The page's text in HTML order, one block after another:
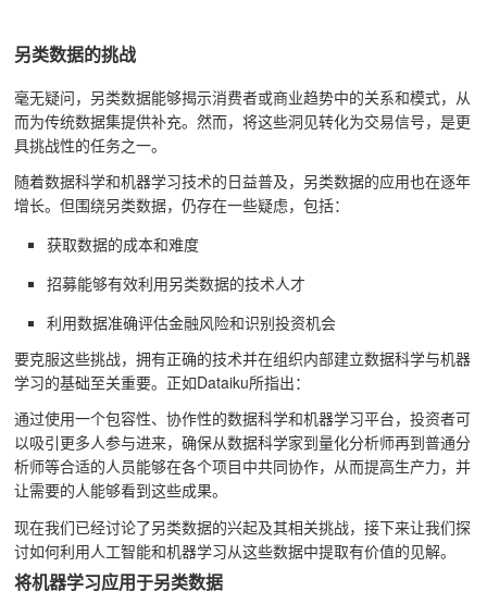
另类数据的挑战
毫无疑问，另类数据能够揭示消费者或商业趋势中的关系和模式，从
而为传统数据集提供补充。然而，将这些洞见转化为交易信号，是更
具挑战性的任务之一。
随着数据科学和机器学习技术的日益普及，另类数据的应用也在逐年
增长。但围绕另类数据，仍存在一些疑虑，包括：
获取数据的成本和难度
招募能够有效利用另类数据的技术人才
利用数据准确评估金融风险和识别投资机会
要克服这些挑战，拥有正确的技术并在组织内部建立数据科学与机器
学习的基础至关重要。正如Dataiku所指出：
通过使用一个包容性、协作性的数据科学和机器学习平台，投资者可
以吸引更多人参与进来，确保从数据科学家到量化分析师再到普通分
析师等合适的人员能够在各个项目中共同协作，从而提高生产力，并
让需要的人能够看到这些成果。
现在我们已经讨论了另类数据的兴起及其相关挑战，接下来让我们探
讨如何利用人工智能和机器学习从这些数据中提取有价值的见解。
将机器学习应用于另类数据